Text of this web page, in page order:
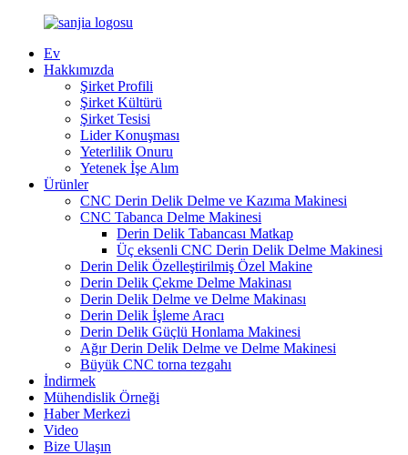
Ev
Hakkımızda
Şirket Profili
Şirket Kültürü
Şirket Tesisi
Lider Konuşması
Yeterlilik Onuru
Yetenek İşe Alım
Ürünler
CNC Derin Delik Delme ve Kazıma Makinesi
CNC Tabanca Delme Makinesi
Derin Delik Tabancası Matkap
Üç eksenli CNC Derin Delik Delme Makinesi
Derin Delik Özelleştirilmiş Özel Makine
Derin Delik Çekme Delme Makinası
Derin Delik Delme ve Delme Makinası
Derin Delik İşleme Aracı
Derin Delik Güçlü Honlama Makinesi
Ağır Derin Delik Delme ve Delme Makinesi
Büyük CNC torna tezgahı
İndirmek
Mühendislik Örneği
Haber Merkezi
Video
Bize Ulaşın